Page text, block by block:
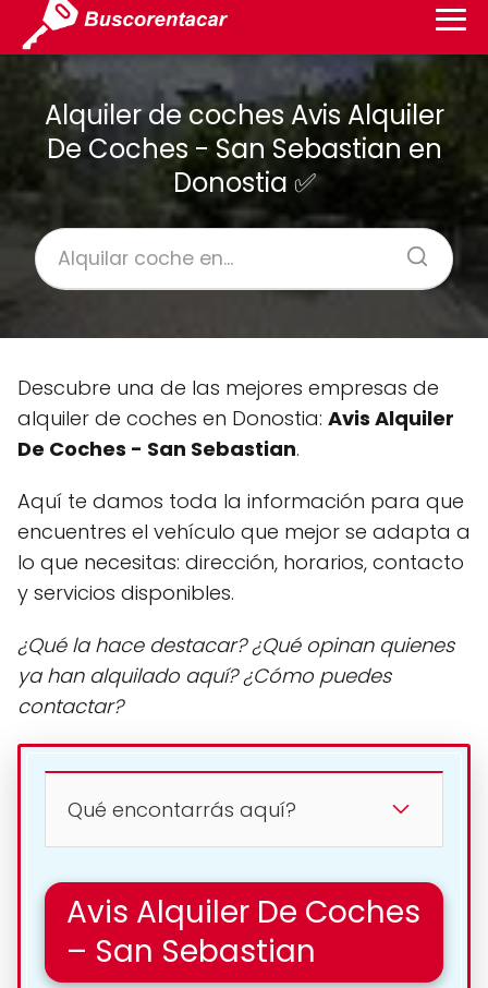
Alquiler de coches Avis Alquiler
De Coches - San Sebastian en
Donostia ✅
Descubre una de las mejores empresas de
alquiler de coches en Donostia: Avis Alquiler
De Coches - San Sebastian.
Aquí te damos toda la información para que
encuentres el vehículo que mejor se adapta a
lo que necesitas: dirección, horarios, contacto
y servicios disponibles.
¿Qué la hace destacar? ¿Qué opinan quienes
ya han alquilado aquí? ¿Cómo puedes
contactar?
Qué encontarrás aquí?
Avis Alquiler De Coches
– San Sebastian